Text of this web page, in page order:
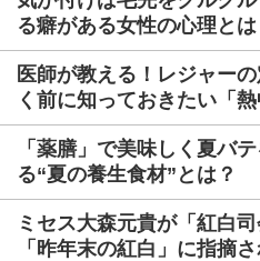
る癖がある女性の心理とは
医師が教える！レジャー
く前に知っておきたい「
「薬膳」で美味しく夏バ
る“夏の養生食材”とは？
ミセス大森元貴が「紅白
「昨年末の紅白」に指摘